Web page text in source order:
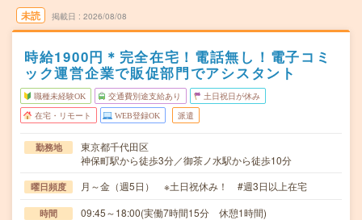
未読 掲載日 2026/08/08
時給1900円＊完全在宅！電話無し！電子コミ
ック運営企業で販促部門でアシスタント
職種未経験OK 交通費別途支給あり 土日祝日が休み
在宅・リモート WEB登録OK 派遣
勤務地
東京都千代田区
神保町駅から徒歩3分／御茶ノ水駅から徒歩10分
曜日頻度 月～金（週5日） ※土日祝休み！ #週3日以上在宅
時間 09:45～18:00(実働7時間15分 休憩1時間)